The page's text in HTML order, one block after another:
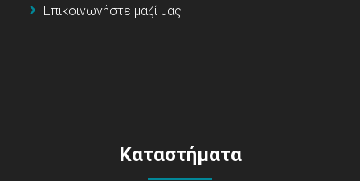
Επικοινωνήστε μαζί μας
Καταστήματα